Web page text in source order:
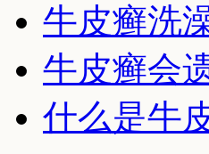
牛皮癣洗
牛皮癣会
什么是牛